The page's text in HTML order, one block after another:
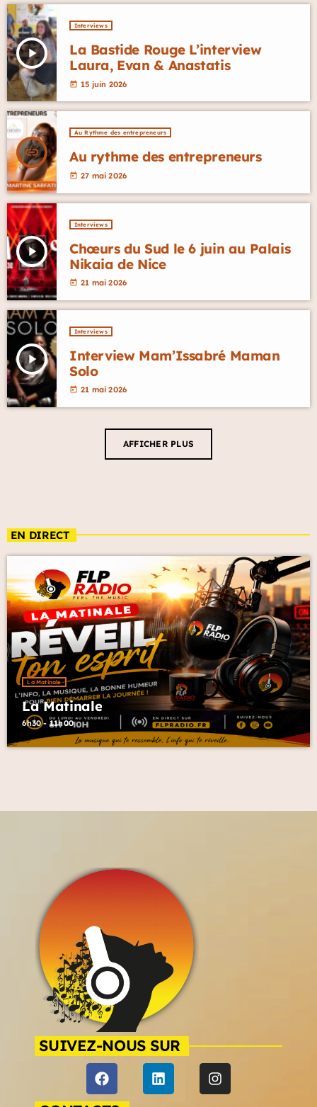
play_arrow
Interviews
La Bastide Rouge L’interview
Laura, Evan & Anastatis
today 15 juin 2026
insert_link
Au Rythme des entrepreneurs
Au rythme des entrepreneurs
today 27 mai 2026
play_arrow
Interviews
Chœurs du Sud le 6 juin au Palais
Nikaia de Nice
today 21 mai 2026
play_arrow
Interviews
Interview Mam’Issabré Maman
Solo
today 21 mai 2026
AFFICHER PLUS
EN DIRECT
La Matinale
La Matinale
6h30 - 11h00
SUIVEZ-NOUS SUR